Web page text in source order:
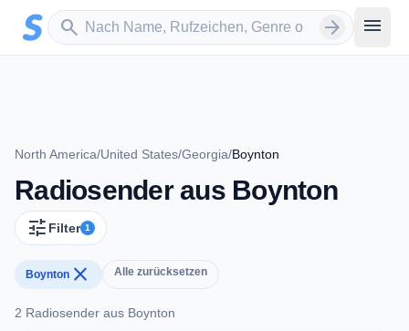
Zum Hauptinhalt springen
search
Sender suchen arrow_forward menu
North America/United States/Georgia/Boynton
Radiosender aus Boynton
tune Filter 1
Boynton close Alle zurücksetzen
2 Radiosender aus Boynton